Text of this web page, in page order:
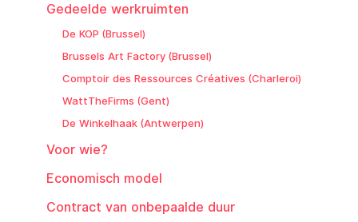
Gedeelde werkruimten
De KOP (Brussel)
Brussels Art Factory (Brussel)
Comptoir des Ressources Créatives (Charleroi)
WattTheFirms (Gent)
De Winkelhaak (Antwerpen)
Voor wie?
Economisch model
Contract van onbepaalde duur